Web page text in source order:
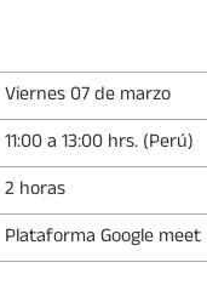
Viernes 07 de marzo
11:00 a 13:00 hrs. (Perú)
2 horas
Plataforma Google meet